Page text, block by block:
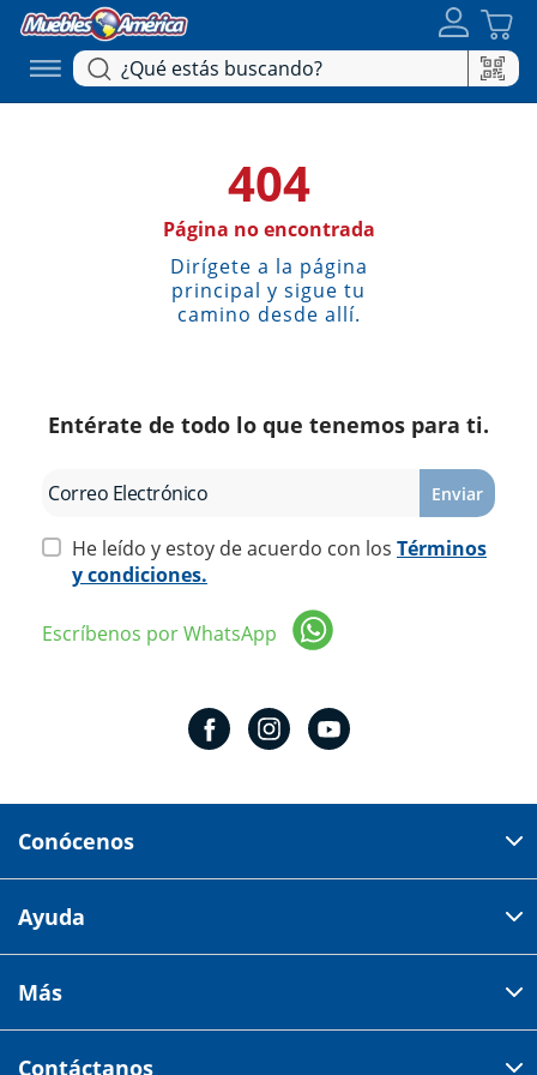
404
Página no encontrada
Dirígete a la página
principal y sigue tu
camino desde allí.
Entérate de todo lo que tenemos para ti.
Enviar
He leído y estoy de acuerdo con los Términos
y condiciones.
Escríbenos por WhatsApp
Conócenos
Av 18 de marzo # 309. Colonia la Nogalera.
Tiendas
Ayuda
Centro de ayuda
Más
Contáctanos